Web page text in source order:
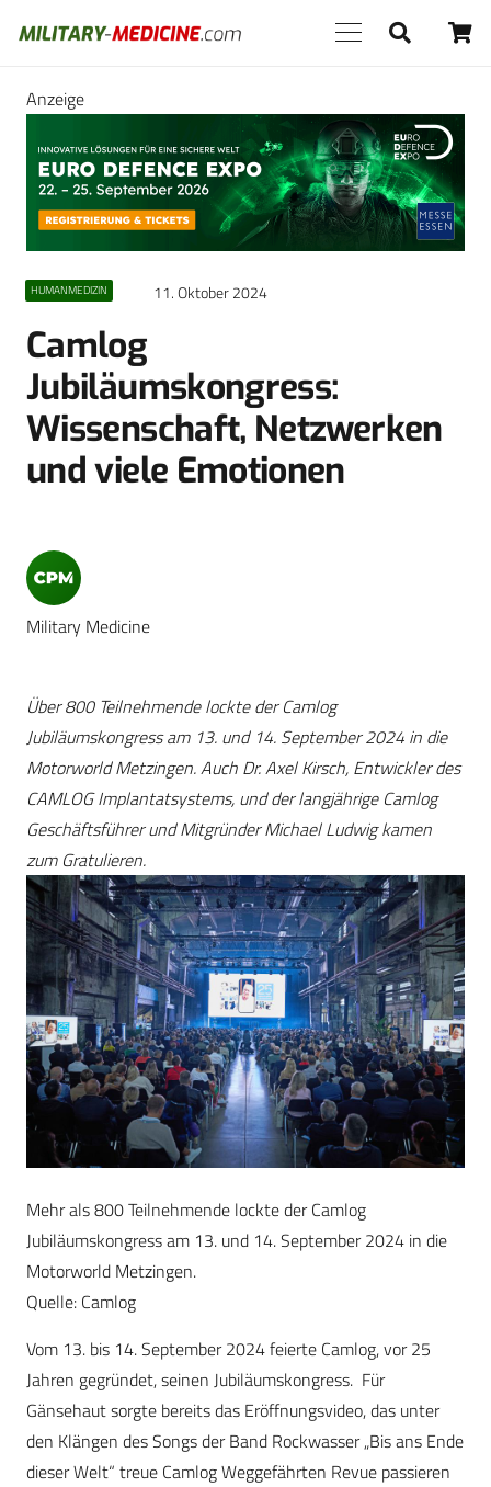
Anzeige
HUMANMEDIZIN 11. Oktober 2024
Camlog
Jubiläumskongress:
Wissenschaft, Netzwerken
und viele Emotionen
Military Medicine
Über 800 Teilnehmende lockte der Camlog
Jubiläumskongress am 13. und 14. September 2024 in die
Motorworld Metzingen. Auch Dr. Axel Kirsch, Entwickler des
CAMLOG Implantatsystems, und der langjährige Camlog
Geschäftsführer und Mitgründer Michael Ludwig kamen
zum Gratulieren.
Mehr als 800 Teilnehmende lockte der Camlog
Jubiläumskongress am 13. und 14. September 2024 in die
Motorworld Metzingen.
Quelle: Camlog
Vom 13. bis 14. September 2024 feierte Camlog, vor 25
Jahren gegründet, seinen Jubiläumskongress. Für
Gänsehaut sorgte bereits das Eröffnungsvideo, das unter
den Klängen des Songs der Band Rockwasser „Bis ans Ende
dieser Welt“ treue Camlog Weggefährten Revue passieren